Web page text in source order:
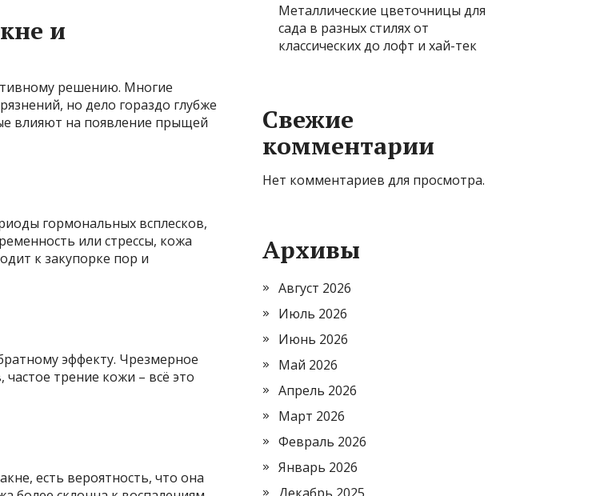
и
решению. Многие
но дело гораздо глубже
влияют на появление прыщей
гормональных всплесков,
или стрессы, кожа
к закупорке пор и
эффекту. Чрезмерное
трение кожи – всё это
есть вероятность, что она
Металлические цветочницы для
сада в разных стилях от
классических до лофт и хай-тек
Свежие
комментарии
Нет комментариев для просмотра.
Архивы
Август 2026
Июль 2026
Июнь 2026
Май 2026
Апрель 2026
Март 2026
Февраль 2026
Январь 2026
Декабрь 2025